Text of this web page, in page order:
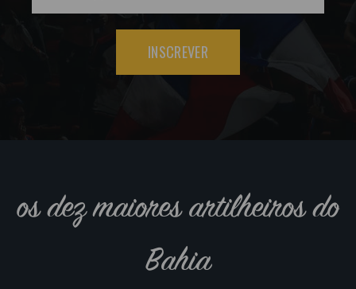
INSCREVER
os dez maiores artilheiros do
Bahia